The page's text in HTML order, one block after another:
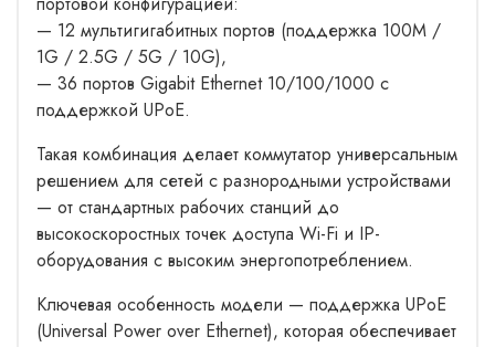
— 12 мультигигабитных портов (поддержка 100M /
1G / 2.5G / 5G / 10G),
— 36 портов Gigabit Ethernet 10/100/1000 с
поддержкой UPoE.
Такая комбинация делает коммутатор универсальным
решением для сетей с разнородными устройствами
— от стандартных рабочих станций до
высокоскоростных точек доступа Wi-Fi и IP-
оборудования с высоким энергопотреблением.
Ключевая особенность модели — поддержка UPoE
(Universal Power over Ethernet), которая обеспечивает